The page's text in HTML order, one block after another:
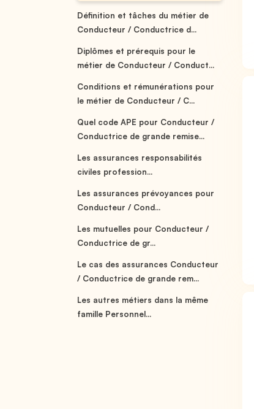
Définition et tâches du métier de
Conducteur / Conductrice d...
Diplômes et prérequis pour le
métier de Conducteur / Conduct...
Conditions et rémunérations pour
le métier de Conducteur / C...
Quel code APE pour Conducteur /
Conductrice de grande remise...
Les assurances responsabilités
civiles profession...
Les assurances prévoyances pour
Conducteur / Cond...
Les mutuelles pour Conducteur /
Conductrice de gr...
Le cas des assurances Conducteur
/ Conductrice de grande rem...
Les autres métiers dans la même
famille Personnel...